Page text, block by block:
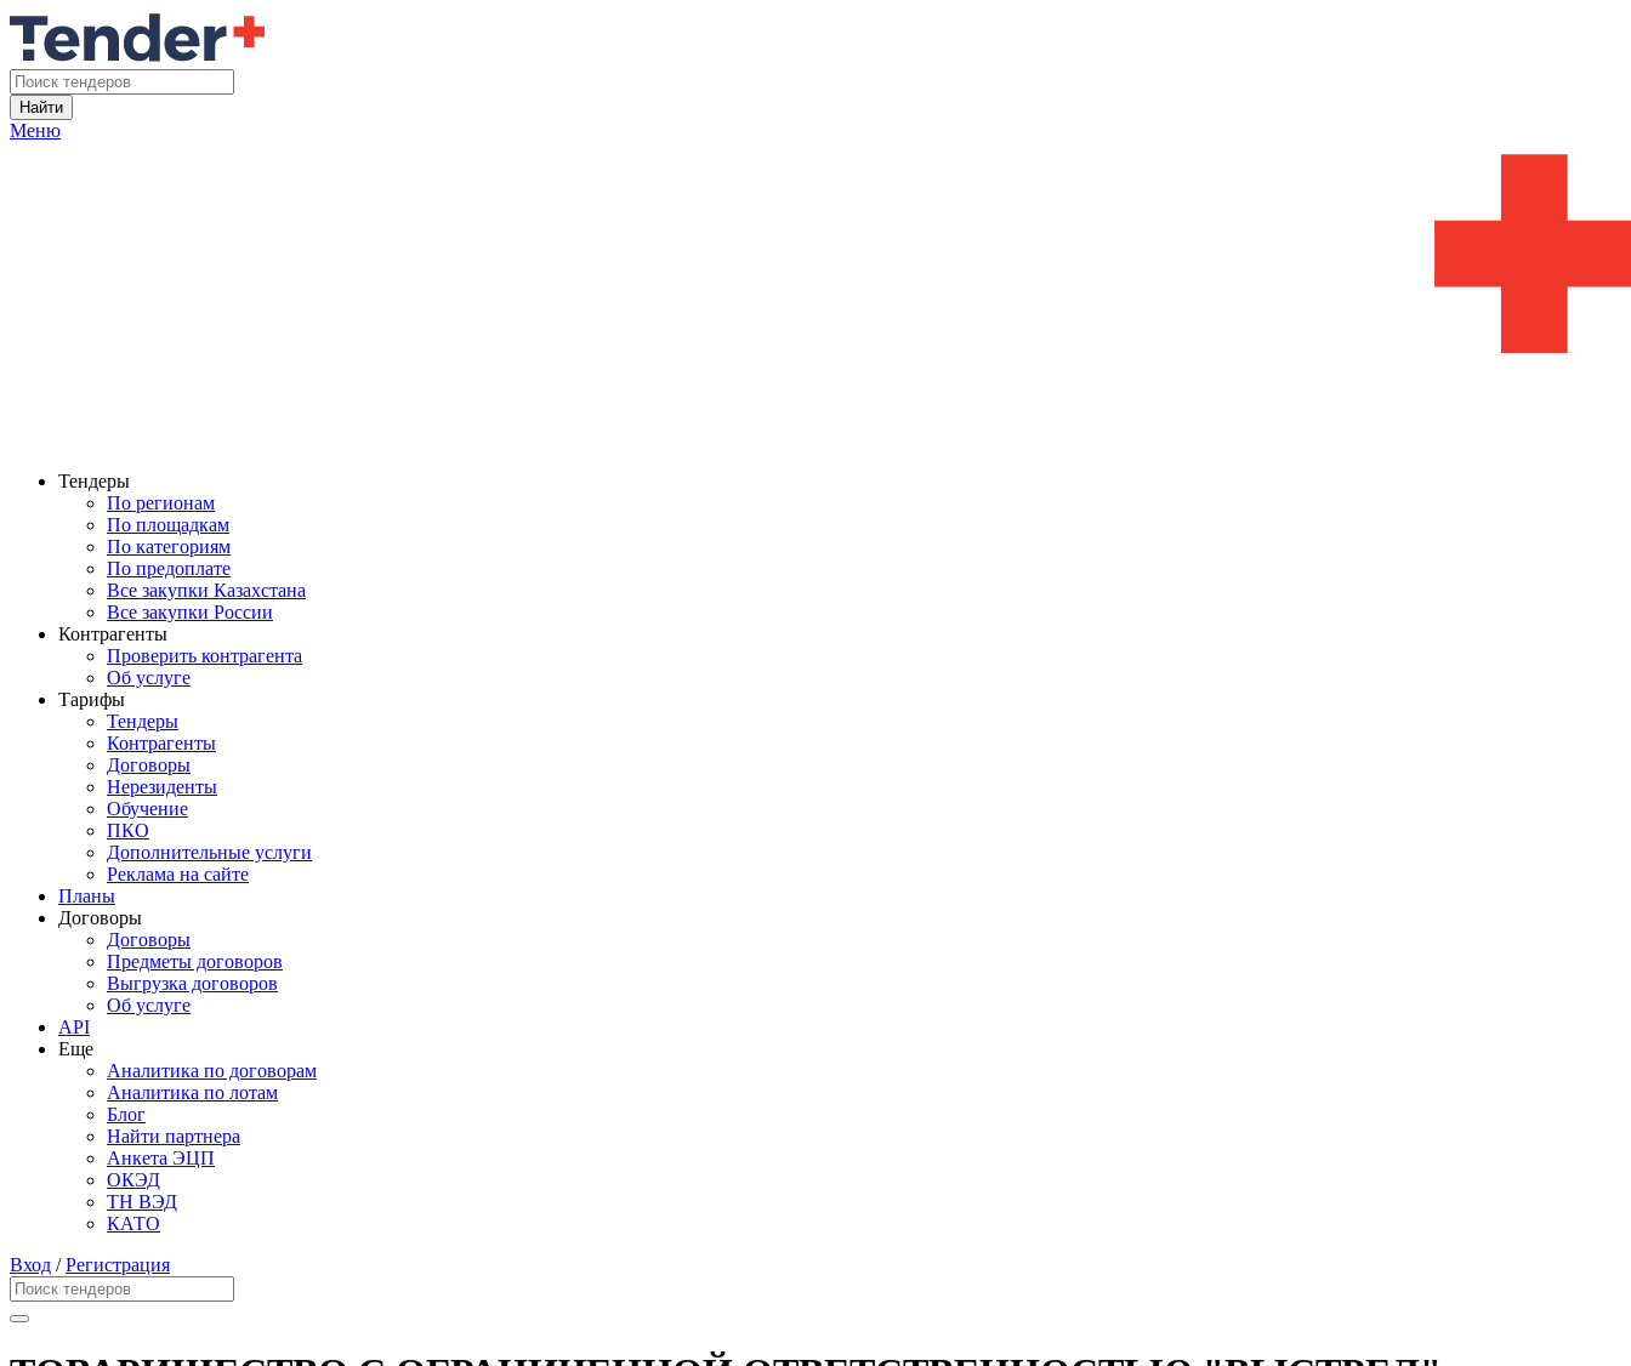
Найти
Меню
Тендеры
По регионам
По площадкам
По категориям
По предоплате
Все закупки Казахстана
Все закупки России
Контрагенты
Проверить контрагента
Об услуге
Тарифы
Тендеры
Контрагенты
Договоры
Нерезиденты
Обучение
ПКО
Дополнительные услуги
Реклама на сайте
Планы
Договоры
Договоры
Предметы договоров
Выгрузка договоров
Об услуге
API
Еще
Аналитика по договорам
Аналитика по лотам
Блог
Найти партнера
Анкета ЭЦП
ОКЭД
ТН ВЭД
КАТО
Вход /Регистрация